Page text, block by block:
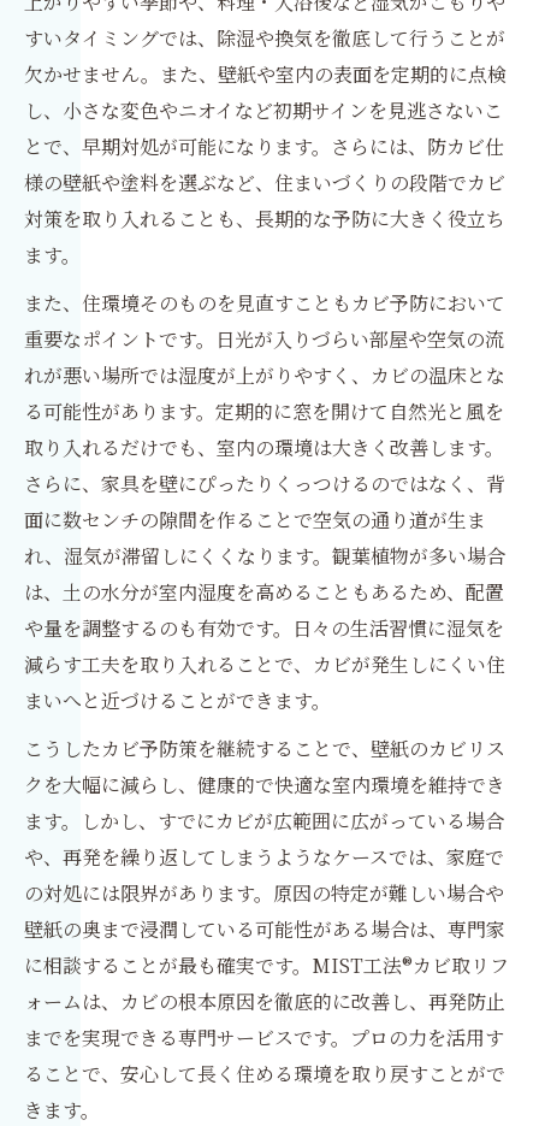
すいタイミングでは、除湿や換気を徹底して行うことが
欠かせません。また、壁紙や室内の表面を定期的に点検
し、小さな変色やニオイなど初期サインを見逃さないこ
とで、早期対処が可能になります。さらには、防カビ仕
様の壁紙や塗料を選ぶなど、住まいづくりの段階でカビ
対策を取り入れることも、長期的な予防に大きく役立ち
ます。
また、住環境そのものを見直すこともカビ予防において
重要なポイントです。日光が入りづらい部屋や空気の流
れが悪い場所では湿度が上がりやすく、カビの温床とな
る可能性があります。定期的に窓を開けて自然光と風を
取り入れるだけでも、室内の環境は大きく改善します。
さらに、家具を壁にぴったりくっつけるのではなく、背
面に数センチの隙間を作ることで空気の通り道が生ま
れ、湿気が滞留しにくくなります。観葉植物が多い場合
は、土の水分が室内湿度を高めることもあるため、配置
や量を調整するのも有効です。日々の生活習慣に湿気を
減らす工夫を取り入れることで、カビが発生しにくい住
まいへと近づけることができます。
こうしたカビ予防策を継続することで、壁紙のカビリス
クを大幅に減らし、健康的で快適な室内環境を維持でき
ます。しかし、すでにカビが広範囲に広がっている場合
や、再発を繰り返してしまうようなケースでは、家庭で
の対処には限界があります。原因の特定が難しい場合や
壁紙の奥まで浸潤している可能性がある場合は、専門家
に相談することが最も確実です。MIST工法®カビ取リフ
ォームは、カビの根本原因を徹底的に改善し、再発防止
までを実現できる専門サービスです。プロの力を活用す
ることで、安心して長く住める環境を取り戻すことがで
きます。